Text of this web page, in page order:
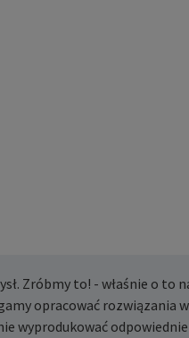
Zróbmy to! - właśnie o to
opracować rozwiązania
wyprodukować